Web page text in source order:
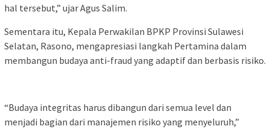
hal tersebut,” ujar Agus Salim.
Sementara itu, Kepala Perwakilan BPKP Provinsi Sulawesi
Selatan, Rasono, mengapresiasi langkah Pertamina dalam
membangun budaya anti-fraud yang adaptif dan berbasis risiko.
“Budaya integritas harus dibangun dari semua level dan
menjadi bagian dari manajemen risiko yang menyeluruh,”